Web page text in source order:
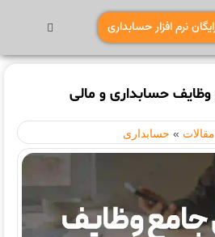
نرم افزار حسابداری
وظایف حسابداری و مالی
مقالات » حسابداری